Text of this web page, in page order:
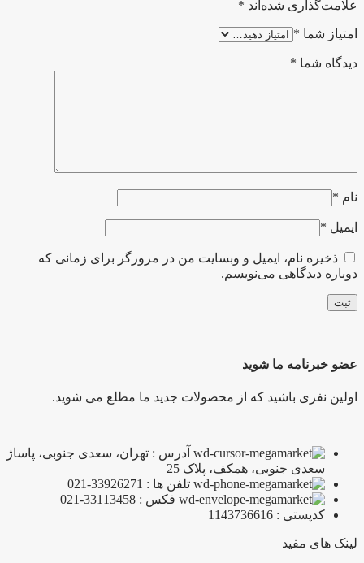
علامت‌گذاری شده‌اند *
امتیاز شما *
دیدگاه شما *
نام *
ایمیل *
ذخیره نام، ایمیل و وبسایت من در مرورگر برای زمانی که
دوباره دیدگاهی می‌نویسم.
عضو خبرنامه ما شوید
اولین نفری باشید که از محصولات جدید ما مطلع می شوید.
آدرس : تهران، سعدی جنوبی، پاساژ
سعدی جنوبی، همکف، پلاک 25
تلفن ها : 33926271-021
فکس : 33113458-021
کدپستی : 1143736616
لینک های مفید